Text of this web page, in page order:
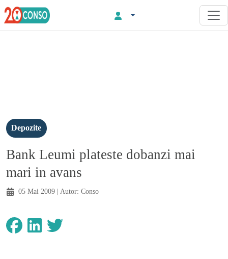
Depozite
Bank Leumi plateste dobanzi mai
mari in avans
05 Mai 2009 | Autor: Conso